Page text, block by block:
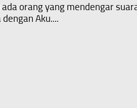
orang yang mendengar
Aku....